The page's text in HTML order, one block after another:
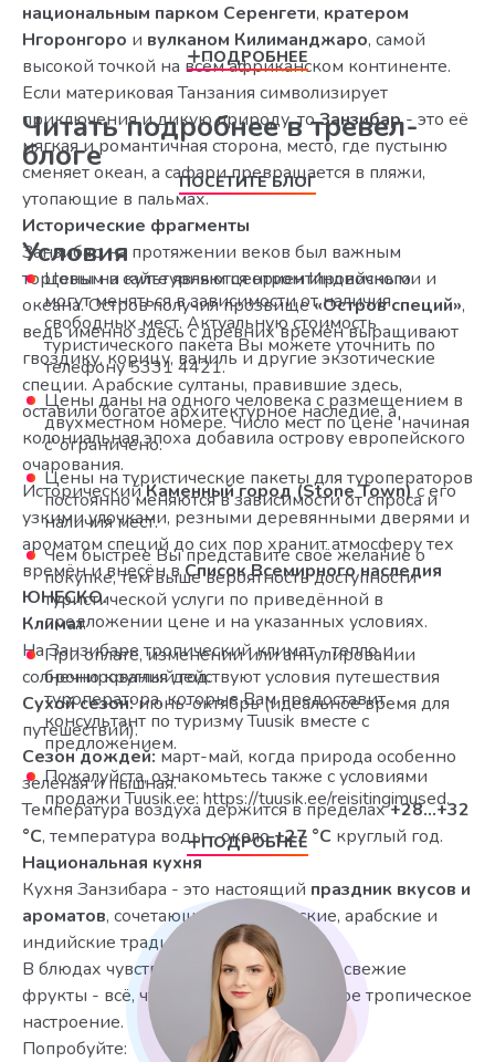
национальным парком Серенгети, кратером
Нгоронгоро и вулканом Килиманджаро, самой
высокой точкой на всём африканском континенте.
Если материковая Танзания символизирует
приключения и дикую природу, тоЗанзибар- это её
мягкая и романтичная сторона, место, где пустыню
сменяет океан, а сафари превращается в пляжи,
утопающие в пальмах.
Исторические фрагменты
Занзибар на протяжении веков был важным
торговым и культурным центром Индийского
океана. Остров получил прозвище«Остров специй»,
ведь именно здесь с древних времён выращивают
гвоздику, корицу, ваниль и другие экзотические
специи. Арабские султаны, правившие здесь,
оставили богатое архитектурное наследие, а
колониальная эпоха добавила острову европейского
очарования.
ИсторическийКаменный город (Stone Town)с его
узкими улочками, резными деревянными дверями и
ароматом специй до сих пор хранит атмосферу тех
времён и внесён вСписок Всемирного наследия
ЮНЕСКО.
Климат
На Занзибаре тропический климат - тепло и
солнечно круглый год.
Сухой сезон:июнь-октябрь (идеальное время для
путешествий).
Сезон дождей:март-май, когда природа особенно
зелёная и пышная.
Температура воздуха держится в пределах+28…+32
°C, температура воды - около+27 °C круглый год.
Национальная кухня
Кухня Занзибара - это настоящий праздник вкусов и
ароматов, сочетающий африканские, арабские и
индийские традиции.
В блюдах чувствуется кокос, специи и свежие
фрукты - всё, что создаёт неповторимое тропическое
настроение.
Попробуйте:
ПОДРОБНЕЕ
Читать подробнее в тревел-
блоге
ПОСЕТИТЕ БЛОГ
Условия
Цены на сайте являются ориентировочными и
могут меняться в зависимости от наличия
свободных мест. Актуальную стоимость
туристического пакета Вы можете уточнить по
телефону 5331 4421.
Цены даны на одного человека с размещением в
двухместном номере. Число мест по цене 'начиная
с' ограничено.
Цены на туристические пакеты для туроператоров
постоянно меняются в зависимости от спроса и
наличия мест.
Чем быстрее Вы представите своё желание о
покупке, тем выше вероятность доступности
туристической услуги по приведённой в
предложении цене и на указанных условиях.
При оплате, изменении или аннулировании
бронирования действуют условия путешествия
туроператора, которые Вам предоставит
консультант по туризму Tuusik вместе с
предложением.
Пожалуйста, ознакомьтесь также с условиями
продажи Tuusik.ee: https://tuusik.ee/reisitingimused.
ПОДРОБНЕЕ